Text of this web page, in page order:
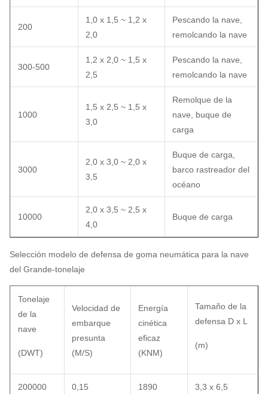
200
1,0 x 1,5 ~ 1,2 x
2,0
Pescando la nave,
remolcando la nave
300-500
1,2 x 2,0 ~ 1,5 x
2,5
Pescando la nave,
remolcando la nave
1000
1,5 x 2,5 ~ 1,5 x
3,0
Remolque de la
nave, buque de
carga
3000
2,0 x 3,0 ~ 2,0 x
3,5
Buque de carga,
barco rastreador del
océano
10000
2,0 x 3,5 ~ 2,5 x
4,0
Buque de carga
Selección modelo de defensa de goma neumática para la nave
del Grande-tonelaje
Tonelaje
de la
nave
(DWT)
Velocidad de
embarque
presunta
(M/S)
Energía
cinética
eficaz
(KNM)
Tamaño de la
defensa D x L
(m)
200000 0,15 1890 3,3 x 6,5